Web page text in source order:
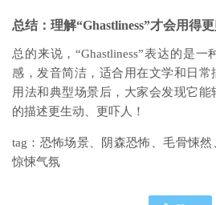
总结：理解“Ghastliness”才会用得更
总的来说，“Ghastliness”表达的是
感，发音简洁，适合用在文学和日常
用法和典型场景后，大家会发现它
的描述更生动、更吓人！
tag：恐怖场景、阴森恐怖、毛骨悚然
惊悚气氛